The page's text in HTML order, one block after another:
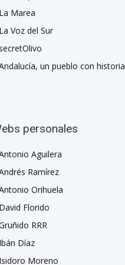
Marea
Voz del Sur
un pueblo con historia
personales
Aguilera
Ramírez
Orihuela
Florido
RRR
Díaz
Moreno